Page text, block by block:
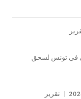
في تونس لسحق
تقرير